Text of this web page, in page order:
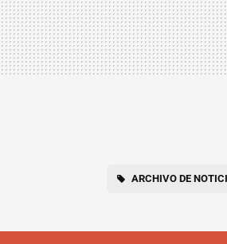
ARCHIVO DE